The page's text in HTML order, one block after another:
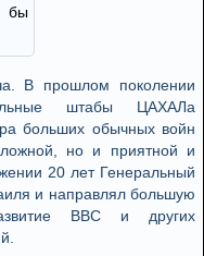
бы
В прошлом поколении
штабы ЦАХАЛа
больших обычных войн
но и приятной и
20 лет Генеральный
и направлял большую
ВВС и других